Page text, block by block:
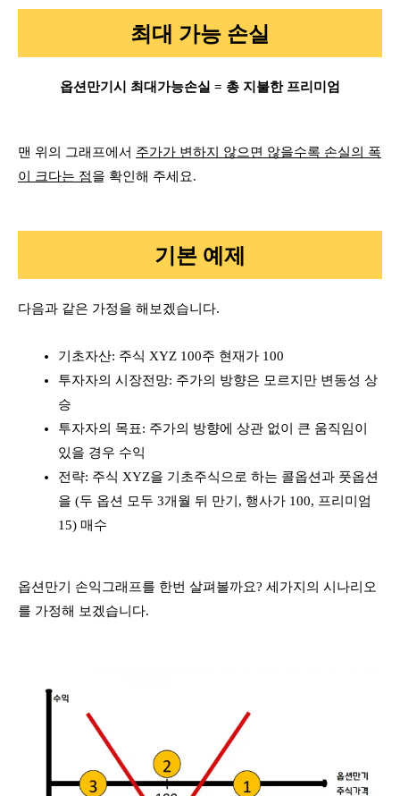
최대 가능 손실
옵션만기시 최대가능손실 = 총 지불한 프리미엄
맨 위의 그래프에서 주가가 변하지 않으면 않을수록 손실의 폭
이 크다는 점을 확인해 주세요.
기본 예제
다음과 같은 가정을 해보겠습니다.
기초자산: 주식 XYZ 100주 현재가 100
투자자의 시장전망: 주가의 방향은 모르지만 변동성 상
승
투자자의 목표: 주가의 방향에 상관 없이 큰 움직임이
있을 경우 수익
전략: 주식 XYZ을 기초주식으로 하는 콜옵션과 풋옵션
을 (두 옵션 모두 3개월 뒤 만기, 행사가 100, 프리미엄
15) 매수
옵션만기 손익그래프를 한번 살펴볼까요? 세가지의 시나리오
를 가정해 보겠습니다.